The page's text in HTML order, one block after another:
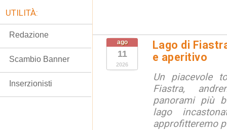
ago
11
2026
Lago di
e aperitivo
Un piacevole
Fiastra,
panorami più
lago
approfitteremo
UTILITÀ:
Redazione
Scambio Banner
Inserzionisti